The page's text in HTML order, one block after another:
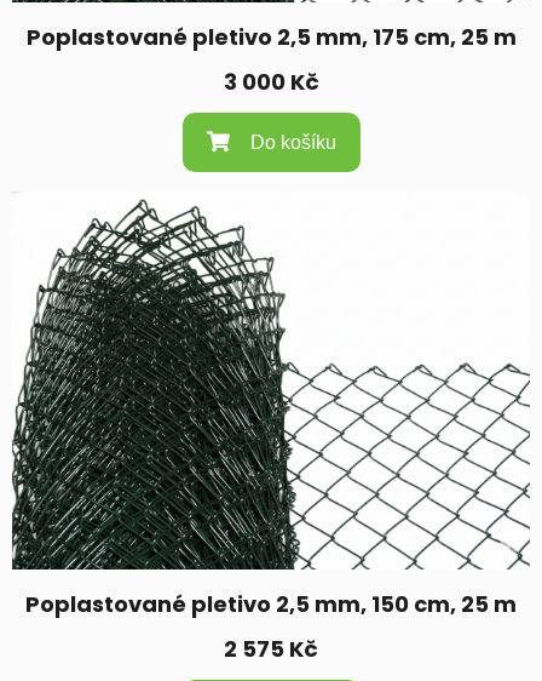
Poplastované pletivo 2,5 mm, 175 cm, 25 m
3 000 Kč
Do košíku
Poplastované pletivo 2,5 mm, 150 cm, 25 m
2 575 Kč